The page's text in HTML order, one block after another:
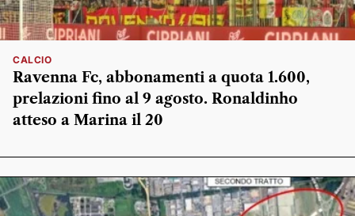
CALCIO
Ravenna Fc, abbonamenti a quota 1.600,
prelazioni fino al 9 agosto. Ronaldinho
atteso a Marina il 20